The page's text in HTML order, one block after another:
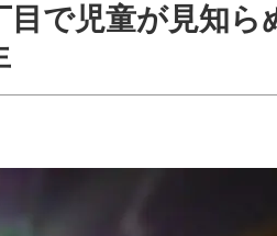
目で児童が見知ら